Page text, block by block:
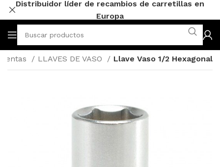
LLAVES DE VASO Llave Vaso 1/2 Hexagonal
Distribuidor líder de recambios de carretillas en
Europa